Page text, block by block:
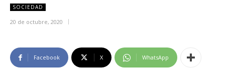
SOCIEDAD
20 de octubre, 2020
Facebook X WhatsApp